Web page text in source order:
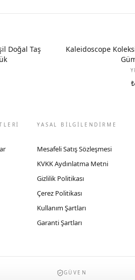
Doğal Taş
Kaleidoscope
YASAL BİLGİLENDİRME
Mesafeli Satış Sözleşmesi
KVKK Aydınlatma Metni
Gizlilik Politikası
Çerez Politikası
Kullanım Şartları
Garanti Şartları
GÜVEN